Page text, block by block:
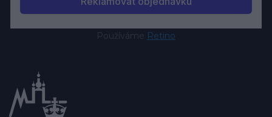
Používáme Retino